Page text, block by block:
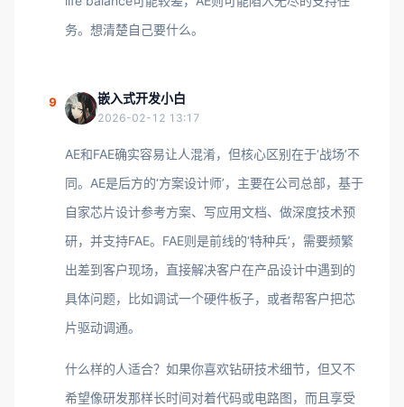
务。想清楚自己要什么。
9 嵌入式开发小白
2026-02-12 13:17
AE和FAE确实容易让人混淆，但核心区别在于‘战场’不
同。AE是后方的‘方案设计师’，主要在公司总部，基于
自家芯片设计参考方案、写应用文档、做深度技术预
研，并支持FAE。FAE则是前线的‘特种兵’，需要频繁
出差到客户现场，直接解决客户在产品设计中遇到的
具体问题，比如调试一个硬件板子，或者帮客户把芯
片驱动调通。
什么样的人适合？如果你喜欢钻研技术细节，但又不
希望像研发那样长时间对着代码或电路图，而且享受